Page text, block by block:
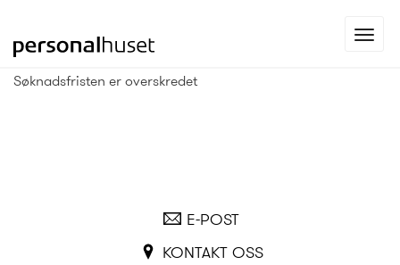
til
forsiden
Søknadsfristen er overskredet
E-POST
KONTAKT OSS